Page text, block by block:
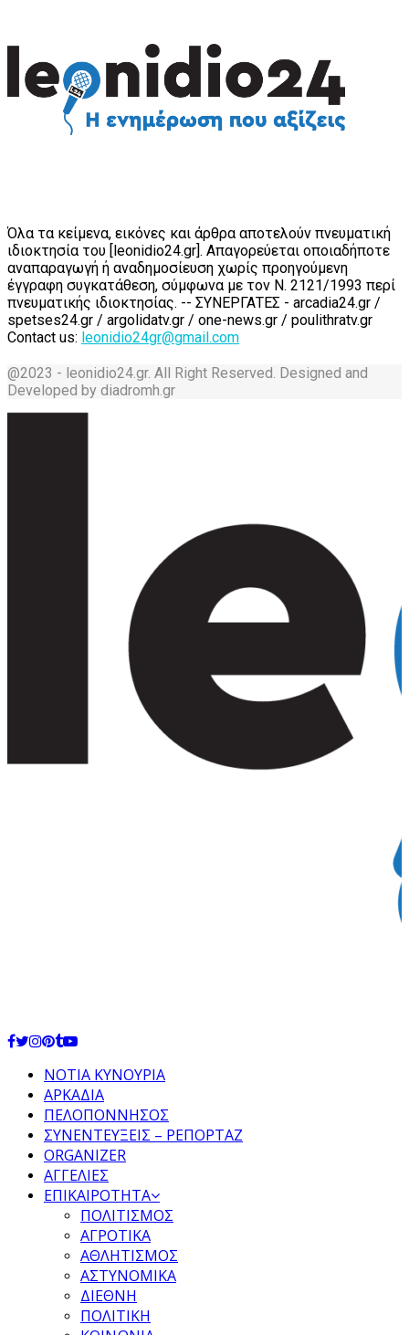
Όλα τα κείμενα, εικόνες και άρθρα αποτελούν πνευματική
ιδιοκτησία του [leonidio24.gr]. Απαγορεύεται οποιαδήποτε
αναπαραγωγή ή αναδημοσίευση χωρίς προηγούμενη
έγγραφη συγκατάθεση, σύμφωνα με τον Ν. 2121/1993 περί
πνευματικής ιδιοκτησίας. -- ΣΥΝΕΡΓΑΤΕΣ - arcadia24.gr /
spetses24.gr / argolidatv.gr / one-news.gr / poulithratv.gr
Contact us: leonidio24gr@gmail.com
@2023 - leonidio24.gr. All Right Reserved. Designed and
Developed by diadromh.gr
Facebook
Twitter
Instagram
Pinterest
Tumblr
Youtube
ΝΟΤΙΑ ΚΥΝΟΥΡΙΑ
ΑΡΚΑΔΙΑ
ΠΕΛΟΠΟΝΝΗΣΟΣ
ΣΥΝΕΝΤΕΥΞΕΙΣ – ΡΕΠΟΡΤΑΖ
ORGANIZER
ΑΓΓΕΛΙΕΣ
ΕΠΙΚΑΙΡΟΤΗΤΑ
ΠΟΛΙΤΙΣΜΟΣ
ΑΓΡΟΤΙΚΑ
ΑΘΛΗΤΙΣΜΟΣ
ΑΣΤΥΝΟΜΙΚΑ
ΔΙΕΘΝΗ
ΠΟΛΙΤΙΚΗ